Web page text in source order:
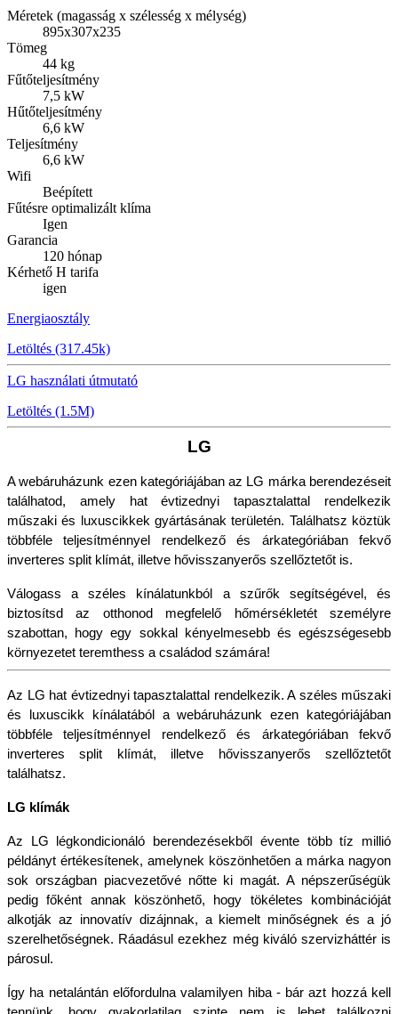
Méretek (magasság x szélesség x mélység)
895x307x235
Tömeg
44 kg
Fűtőteljesítmény
7,5 kW
Hűtőteljesítmény
6,6 kW
Teljesítmény
6,6 kW
Wifi
Beépített
Fűtésre optimalizált klíma
Igen
Garancia
120 hónap
Kérhető H tarifa
igen
Energiaosztály
Letöltés (317.45k)
LG használati útmutató
Letöltés (1.5M)
LG
A webáruházunk ezen kategóriájában az LG márka berendezéseit
találhatod, amely hat évtizednyi tapasztalattal rendelkezik
műszaki és luxuscikkek gyártásának területén. Találhatsz köztük
többféle teljesítménnyel rendelkező és árkategóriában fekvő
inverteres split klímát, illetve hővisszanyerős szellőztetőt is.
Válogass a széles kínálatunkból a szűrők segítségével, és
biztosítsd az otthonod megfelelő hőmérsékletét személyre
szabottan, hogy egy sokkal kényelmesebb és egészségesebb
környezetet teremthess a családod számára!
Az LG hat évtizednyi tapasztalattal rendelkezik. A széles műszaki
és luxuscikk kínálatából a webáruházunk ezen kategóriájában
többféle teljesítménnyel rendelkező és árkategóriában fekvő
inverteres split klímát, illetve hővisszanyerős szellőztetőt
találhatsz.
LG klímák
Az LG légkondicionáló berendezésekből évente több tíz millió
példányt értékesítenek, amelynek köszönhetően a márka nagyon
sok országban piacvezetővé nőtte ki magát. A népszerűségük
pedig főként annak köszönhető, hogy tökéletes kombinációját
alkotják az innovatív dizájnnak, a kiemelt minőségnek és a jó
szerelhetőségnek. Ráadásul ezekhez még kiváló szervizháttér is
párosul.
Így ha netalántán előfordulna valamilyen hiba - bár azt hozzá kell